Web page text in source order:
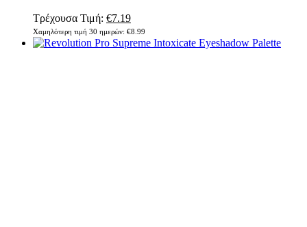
Τρέχουσα Τιμή: Original
price
was:
€7.19Η
τρέχουσα
τιμή
Χαμηλότερη τιμή 30 ημερών: €8.99